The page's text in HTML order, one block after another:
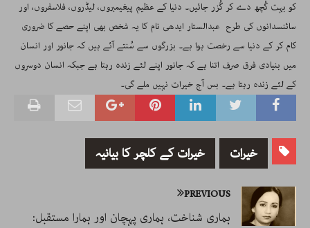
کو بہت کُچھ دے کر گُزر جائیں۔ دنیا کے عظیم پیغیمبروں، لیڈروں، فلاسفروں، اور
سائنسدانوں کی طرح عبدالستار ایدھی نام کا یہ شخص بھی اپنے حصے کا ضروری
کام کر کے دنیا سے رخصت ہوا ہے۔ بزرگوں سے سُنتے آئے ہیں کہ جانور اور انسان
میں بنیادی فرق صرف اتنا ہے کہ جانور اپنے لئے زندہ رہتا ہے جبکہ انسان دوسروں
کے لئے زندہ رہتا ہے۔ بس آج خیرات نہیں ملے گی۔
خیرات خیرات کے کلچر کا بیانیہ
PREVIOUS
ہماری شناخت، ہماری پہچان اور ہمارا مستقبل: